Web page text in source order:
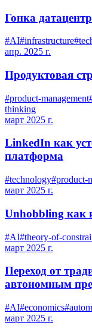
Гонка
#AI#infrastructure#
апр. 2025 г.
Продуктовая
#product-management
thinking
март 2025 г.
LinkedIn как
платформа
#technology#product-
март 2025 г.
Unhobbling как
#AI#theory-of-
март 2025 г.
Переход от
автономным
#AI#economics#
март 2025 г.